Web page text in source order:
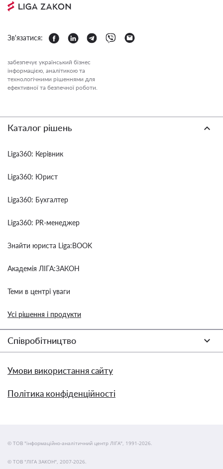
Зв'язатися:
забезпечує український бізнес
інформацією, аналітикою та
технологічними рішеннями для
ефективної та безпечної роботи.
Каталог рішень
Liga360: Керівник
Liga360: Юрист
Liga360: Бухгалтер
Liga360: PR-менеджер
Знайти юриста Liga:BOOK
Академія ЛІГА:ЗАКОН
Теми в центрі уваги
Усі рішення і продукти
Співробітництво
Умови використання сайту
Політика конфіденційності
© ТОВ "інформаційно-аналітичний центр ЛІГА", 1991-2026.
© ТОВ "ЛІГА ЗАКОН", 2007-2026.